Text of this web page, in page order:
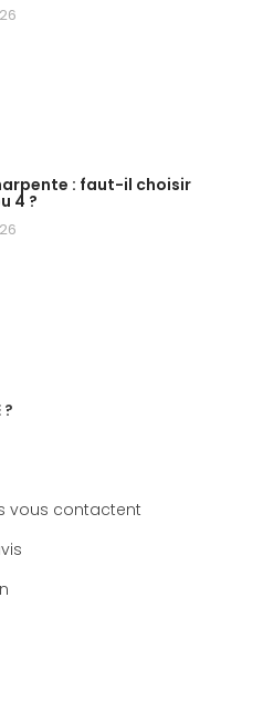
: faut-il choisir
4 ?
?
vous contactent